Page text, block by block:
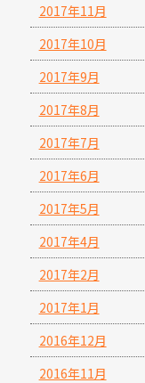
2017年11月
2017年10月
2017年9月
2017年8月
2017年7月
2017年6月
2017年5月
2017年4月
2017年2月
2017年1月
2016年12月
2016年11月